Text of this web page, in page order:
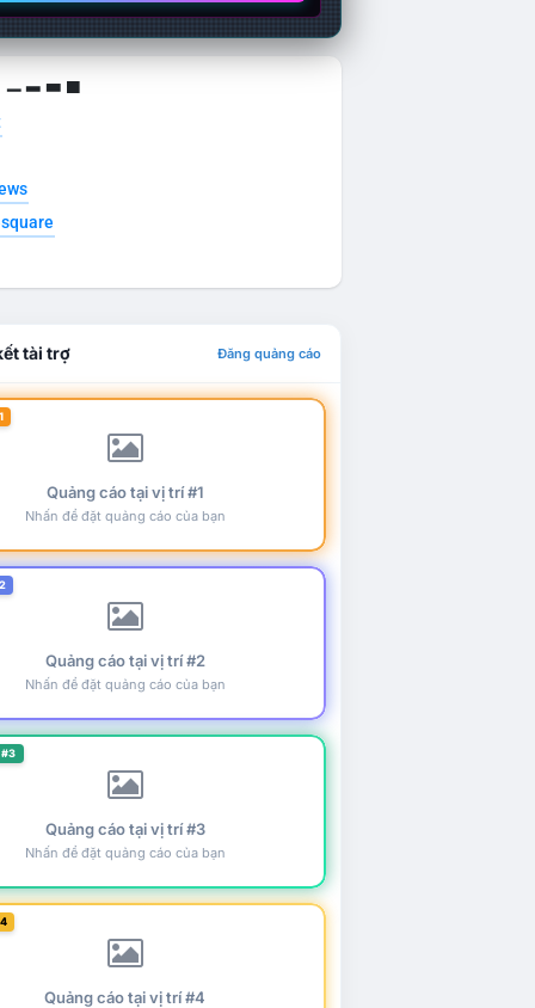
▁ ▂ ▃ ▄
tài trợ Đăng quảng cáo
Quảng cáo tại vị trí #1
Nhấn để đặt quảng cáo của bạn
Quảng cáo tại vị trí #2
Nhấn để đặt quảng cáo của bạn
Quảng cáo tại vị trí #3
Nhấn để đặt quảng cáo của bạn
Quảng cáo tại vị trí #4